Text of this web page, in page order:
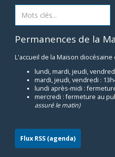
Permanences de la
L'accueil de la Maison
lundi, mardi, jeudi,
mardi, jeudi, vendredi :
lundi après-midi :
mercredi : fermeture au
assuré le matin)
Flux RSS (agenda)